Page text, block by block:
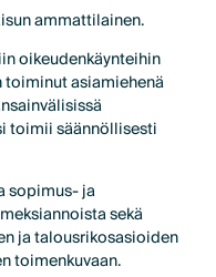
ammattilainen.
oikeudenkäynteihin
toiminut asiamiehenä
toimii säännöllisesti
sopimus- ja
sekä
ja talousrikosasioiden
toimenkuvaan.